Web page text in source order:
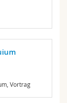
Vortrag